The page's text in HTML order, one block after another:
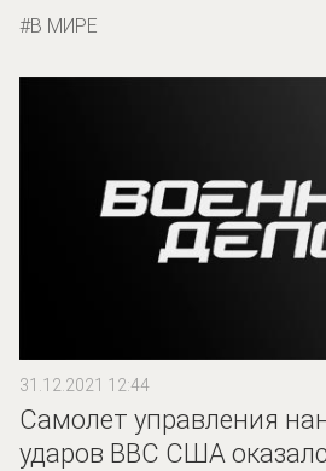
В МИРЕ
31.12.2021 12:44
Самолет управления
ударов ВВС США